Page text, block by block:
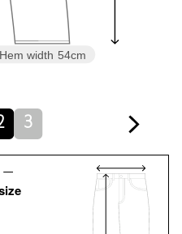
い。
ソコンなどの閲覧環境によ
合がございます。あらかじめ
UNITED ARROWS各店舗ま
さい。
細
Hem width 54cm
3